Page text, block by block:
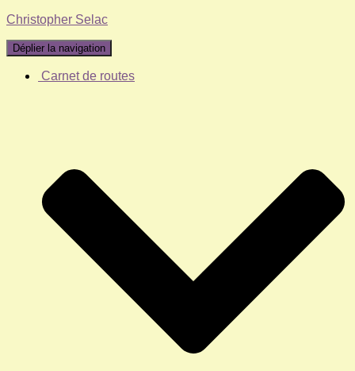
Christopher Selac
Déplier la navigation
Carnet de routes